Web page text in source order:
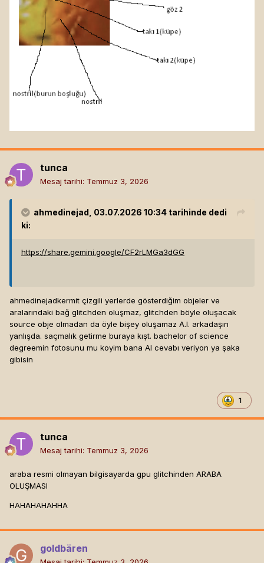
tunca
Mesaj tarihi: Temmuz 3, 2026
ahmedinejad , 03.07.2026 10:34 tarihinde dedi
ki:
https://share.gemini.google/CF2rLMGa3dGG
ahmedinejadkermit çizgili yerlerde gösterdiğim objeler ve
aralarındaki bağ glitchden oluşmaz, glitchden böyle oluşacak
source obje olmadan da öyle bişey oluşamaz A.I. arkadaşın
yanlışda. saçmalık getirme buraya kışt. bachelor of science
degreemin fotosunu mu koyim bana AI cevabı veriyon ya şaka
gibisin
1
tunca
Mesaj tarihi: Temmuz 3, 2026
araba resmi olmayan bilgisayarda gpu glitchinden ARABA
OLUŞMASI
HAHAHAHAHHA
goldbären